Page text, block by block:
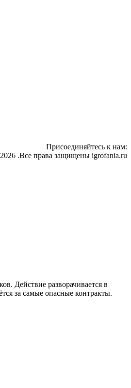
Присоединяйтесь к нам:
.Все права защищены igrofania.ru
Действие разворачивается в
за самые опасные контракты.